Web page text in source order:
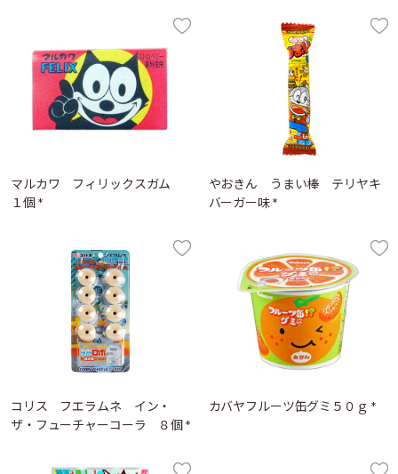
マルカワ フィリックスガム
１個 *
やおきん うまい棒 テリヤキ
バーガー味 *
コリス フエラムネ イン・
ザ・フューチャーコーラ ８個 *
カバヤフルーツ缶グミ５０ｇ *